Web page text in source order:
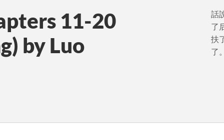
11-20
by Luo
話
了
扶
了。